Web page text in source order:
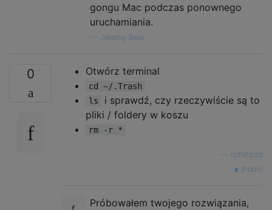
gongu Mac podczas ponownego
uruchamiania.
Jeremy Bear
0 Otwórz terminal
cd ~/.Trash
ls
i sprawdź, czy rzeczywiście są to
pliki / foldery w koszu
rm -r *
nohillside
źródło
Próbowałem twojego rozwiązania,